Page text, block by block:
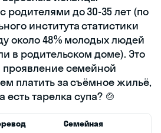
родителями до 30-35 лет (по
института статистики
около 48% молодых людей
в родительском доме). Это
семейной
платить за съёмное жильё,
тарелка супа? 🍲
Семейная